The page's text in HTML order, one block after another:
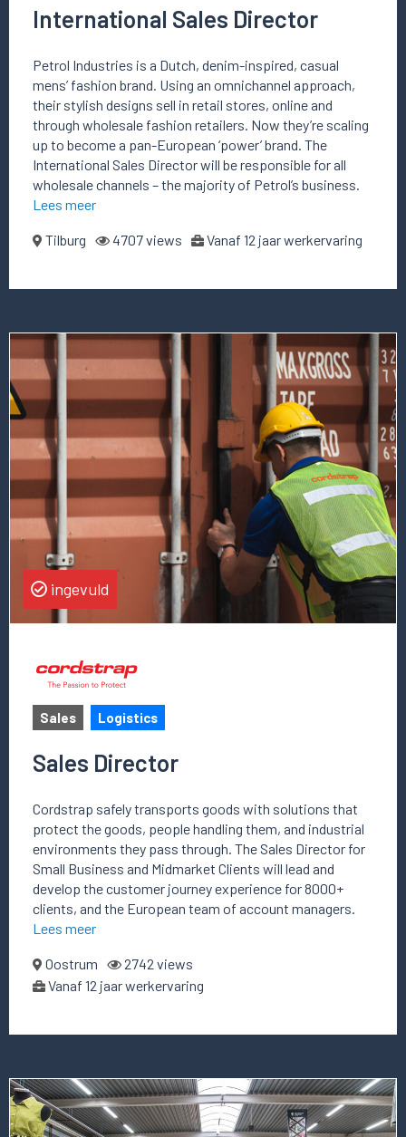
International Sales Director
Petrol Industries is a Dutch, denim-inspired, casual
mens’ fashion brand. Using an omnichannel approach,
their stylish designs sell in retail stores, online and
through wholesale fashion retailers. Now they’re scaling
up to become a pan-European ‘power’ brand. The
International Sales Director will be responsible for all
wholesale channels – the majority of Petrol’s business.
Lees meer
Tilburg 4707 views Vanaf 12 jaar werkervaring
Lees
meer
over
deze
Sales
ingevuld
Sales Logistics
Sales Director
Cordstrap safely transports goods with solutions that
protect the goods, people handling them, and industrial
environments they pass through. The Sales Director for
Small Business and Midmarket Clients will lead and
develop the customer journey experience for 8000+
clients, and the European team of account managers.
Lees meer
Oostrum
2742 views
Vanaf 12 jaar werkervaring
Lees
meer
over